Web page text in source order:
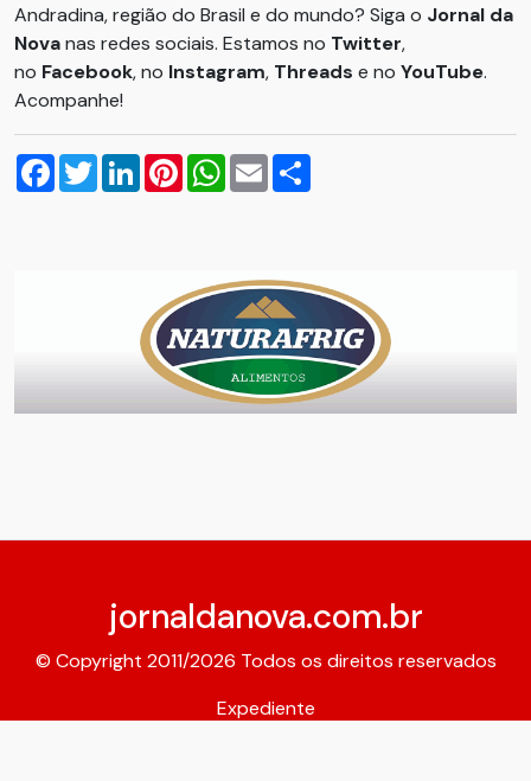
Andradina, região do Brasil e do mundo? Siga o Jornal da
Novanas redes sociais. Estamos no Twitter,
no Facebook, no Instagram, Threads e no YouTube.
Acompanhe!
Facebook
TwitterLinkedInPinterestWhatsApp
Email
jornaldanova.com.br
© Copyright 2011/2026 Todos os direitos reservados
Expediente